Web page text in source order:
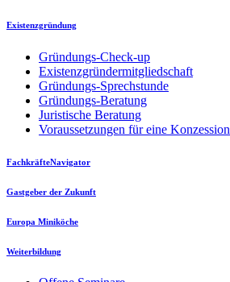
Existenzgründung
Gründungs-Check-up
Existenzgründermitgliedschaft
Gründungs-Sprechstunde
Gründungs-Beratung
Juristische Beratung
Voraussetzungen für eine Konzession
FachkräfteNavigator
Gastgeber der Zukunft
Europa Miniköche
Weiterbildung